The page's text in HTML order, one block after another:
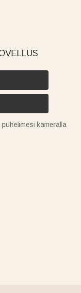
kameralla